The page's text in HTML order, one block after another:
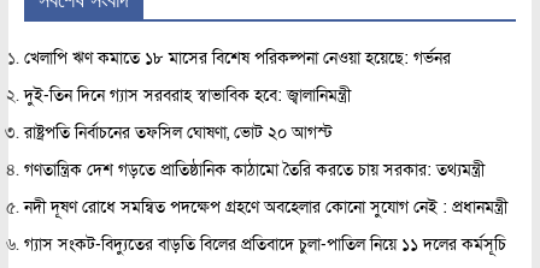
খেলাপি ঋণ কমাতে ১৮ মাসের বিশেষ পরিকল্পনা নেওয়া হয়েছে: গর্ভনর
দুই-তিন দিনে গ্যাস সরবরাহ স্বাভাবিক হবে: জ্বালানিমন্ত্রী
রাষ্ট্রপতি নির্বাচনের তফসিল ঘোষণা, ভোট ২০ আগস্ট
গণতান্ত্রিক দেশ গড়তে প্রাতিষ্ঠানিক কাঠামো তৈরি করতে চায় সরকার: তথ্যমন্ত্রী
নদী দূষণ রোধে সমন্বিত পদক্ষেপ গ্রহণে অবহেলার কোনো সুযোগ নেই : প্রধানমন্ত্রী
গ্যাস সংকট-বিদ্যুতের বাড়তি বিলের প্রতিবাদে চুলা-পাতিল নিয়ে ১১ দলের কর্মসূচি